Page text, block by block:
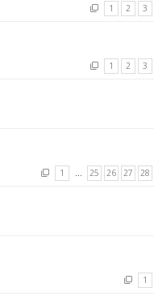
1 2 3
1 2 3
1 … 25 26 27 28
1